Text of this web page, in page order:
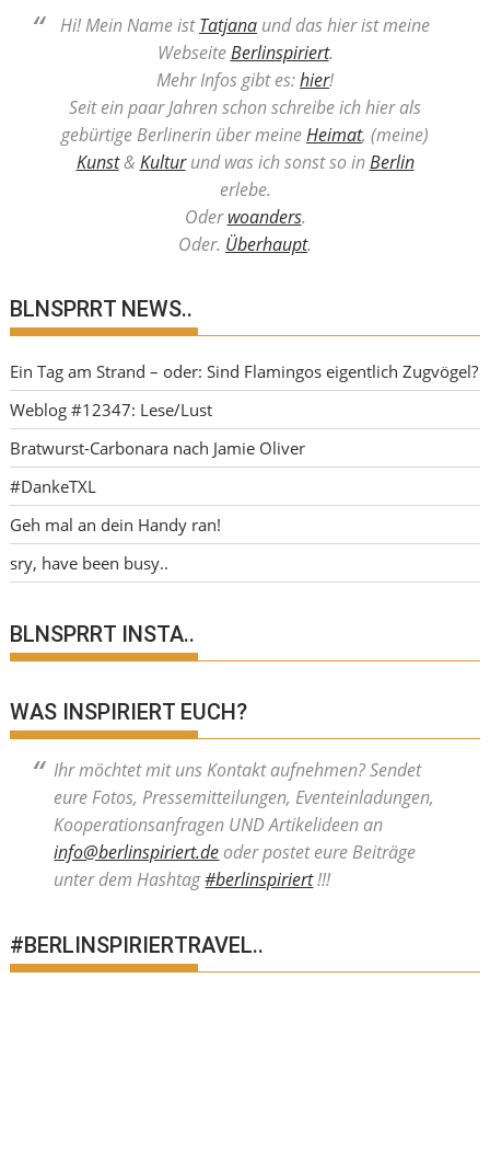
Hi! Mein Name istTatjana und das hier ist meine
WebseiteBerlinspiriert.
Mehr Infos gibt es:hier!
Seit ein paar Jahren schon schreibe ich hier als
gebürtige Berlinerin über meineHeimat, (meine)
Kunst& Kulturund was ich sonst so inBerlin
erlebe.
Oderwoanders.
Oder. Überhaupt.
BLNSPRRT NEWS..
Ein Tag am Strand – oder: Sind Flamingos eigentlich Zugvögel?
Weblog #12347: Lese/Lust
Bratwurst-Carbonara nach Jamie Oliver
#DankeTXL
Geh mal an dein Handy ran!
sry, have been busy..
BLNSPRRT INSTA..
WAS INSPIRIERT EUCH?
Ihr möchtet mit uns Kontakt aufnehmen? Sendet
eure Fotos, Pressemitteilungen, Eventeinladungen,
Kooperationsanfragen UND Artikelideen an
info@berlinspiriert.deoder postet eure Beiträge
unter dem Hashtag#berlinspiriert!!!
#BERLINSPIRIERTRAVEL..